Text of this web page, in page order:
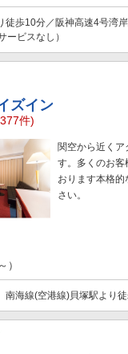
徒歩10分／阪神高速4号湾
ービスなし）
ズイン
件)
関空から近くア
す。多くのお客
おります本格
さい。
）
南海線(空港線)貝塚駅より